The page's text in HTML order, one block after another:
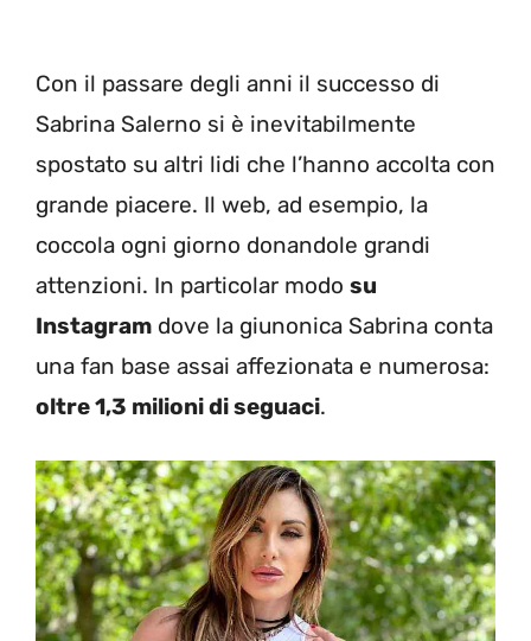
Con il passare degli anni il successo di
Sabrina Salerno si è inevitabilmente
spostato su altri lidi che l’hanno accolta con
grande piacere. Il web, ad esempio, la
coccola ogni giorno donandole grandi
attenzioni. In particolar modo su
Instagram dove la giunonica Sabrina conta
una fan base assai affezionata e numerosa:
oltre 1,3 milioni di seguaci.